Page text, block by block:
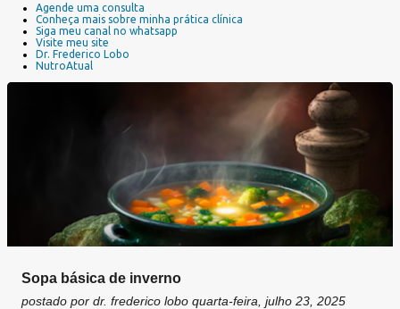
g
Agende uma consulta
Conheça mais sobre minha prática clínica
Siga meu canal no whatsapp
Visite meu site
Dr. Frederico Lobo
NutroAtual
Sopa básica de inverno
postado por dr. frederico lobo quarta-feira, julho 23, 2025